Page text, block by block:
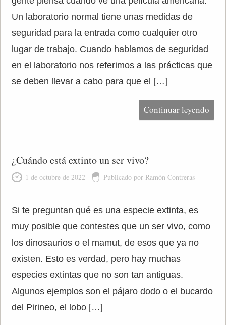
Un laboratorio normal tiene unas medidas de
seguridad para la entrada como cualquier otro
lugar de trabajo. Cuando hablamos de seguridad
en el laboratorio nos referimos a las prácticas que
se deben llevar a cabo para que el […]
Continuar leyendo
¿Cuándo está extinto un ser vivo?
1 de octubre de 2022 Publicado por Ramón Contreras
Si te preguntan qué es una especie extinta, es
muy posible que contestes que un ser vivo, como
los dinosaurios o el mamut, de esos que ya no
existen. Esto es verdad, pero hay muchas
especies extintas que no son tan antiguas.
Algunos ejemplos son el pájaro dodo o el bucardo
del Pirineo, el lobo […]